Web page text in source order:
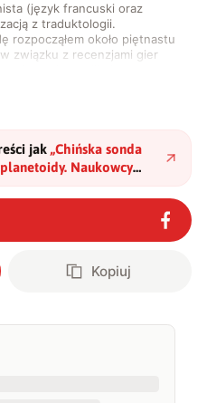
(język francuski oraz
z traduktologii.
rozpocząłem około piętnastu
związku z recenzjami gier
Obecnie publikuję
tematy związane z nauką
sport.
jak „Chińska sonda
Naukowcy
z najbardziej
Kopiuj